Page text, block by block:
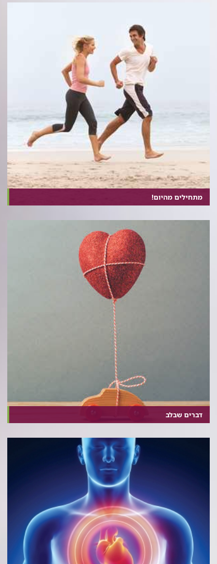
מתחילים מהיום!
דברים שבלב